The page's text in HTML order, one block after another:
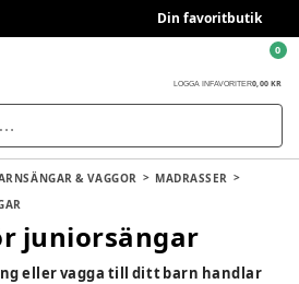
Din favoritbutik
LOGGA IN FAVORITER0,00 KR
0
& VAGGOR
MADRASSER
juniorsängar
eller vagga till ditt barn handlar